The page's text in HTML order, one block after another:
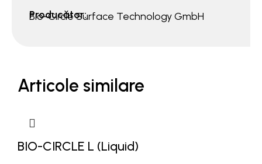
Producător:
Bio-Circle Surface Technology GmbH
Articole similare
BIO-CIRCLE L (Liquid)